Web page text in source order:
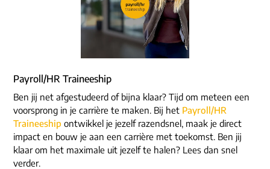
Payroll/HR Traineeship
Ben jij net afgestudeerd of bijna klaar? Tijd om meteen een
voorsprong in je carrière te maken. Bij het Payroll/HR
Traineeship ontwikkel je jezelf razendsnel, maak je direct
impact en bouw je aan een carrière met toekomst. Ben jij
klaar om het maximale uit jezelf te halen? Lees dan snel
verder.